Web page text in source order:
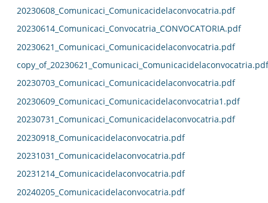
20230608_Comunicaci_Comunicacidelaconvocatria.pdf
20230614_Comunicaci_Convocatria_CONVOCATORIA.pdf
20230621_Comunicaci_Comunicacidelaconvocatria.pdf
copy_of_20230621_Comunicaci_Comunicacidelaconvocatria.pdf
20230703_Comunicaci_Comunicacidelaconvocatria.pdf
20230609_Comunicaci_Comunicacidelaconvocatria1.pdf
20230731_Comunicaci_Comunicacidelaconvocatria.pdf
20230918_Comunicacidelaconvocatria.pdf
20231031_Comunicacidelaconvocatria.pdf
20231214_Comunicacidelaconvocatria.pdf
20240205_Comunicacidelaconvocatria.pdf